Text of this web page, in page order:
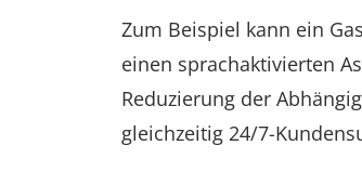
Zum Beispiel kann ein
einen sprachaktivierten
Reduzierung der
gleichzeitig 24/7-